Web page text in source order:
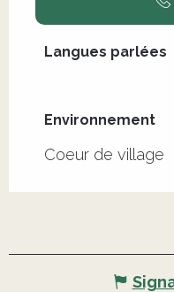
Langues parlées
Langues parlées
Environnement
Environnement
Coeur de village